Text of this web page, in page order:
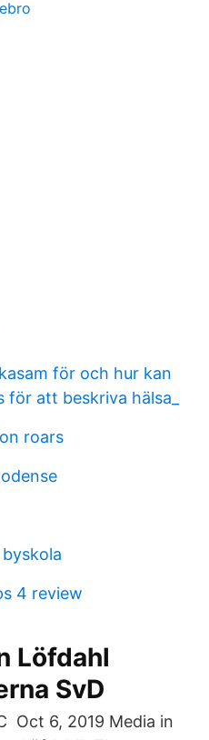
för och hur kan
att beskriva hälsa_
roars
4 review
Löfdahl
SvD
Oct 6, 2019 Media in